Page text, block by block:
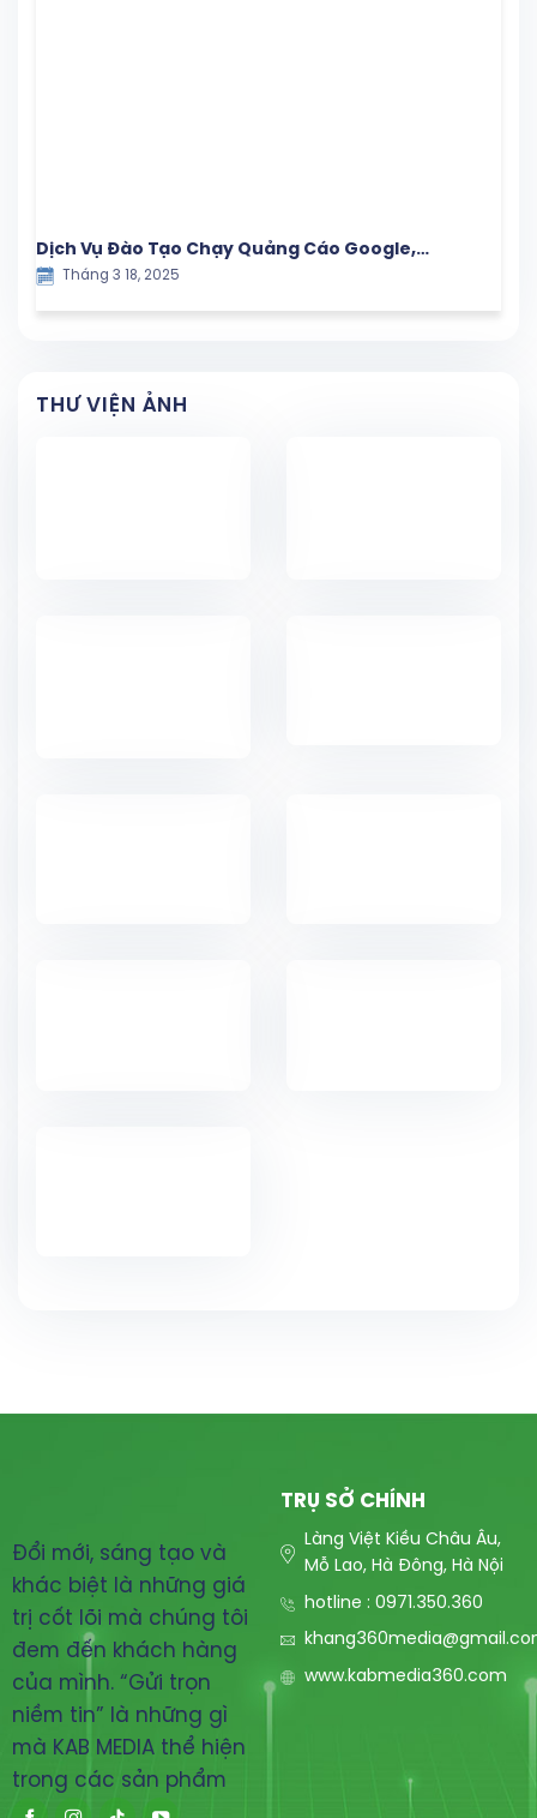
Dịch Vụ Đào Tạo Chạy Quảng Cáo Google,
Facebook và TikTok – Giải Pháp Marketing Hiệu
Quả
Tháng 3 18, 2025
THƯ VIỆN ẢNH
Đổi mới, sáng tạo và
khác biệt là những giá
trị cốt lõi mà chúng tôi
đem đến khách hàng
của mình. “Gửi trọn
niềm tin” là những gì
mà KAB MEDIA thể hiện
trong các sản phẩm
TRỤ SỞ CHÍNH
Làng Việt Kiều Châu Âu,
Mỗ Lao, Hà Đông, Hà Nội
hotline : 0971.350.360
www.kabmedia360.com